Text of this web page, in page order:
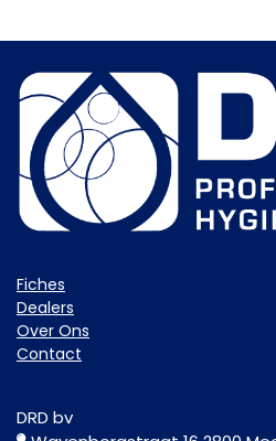
Fiche​s
Dealers
Over Ons
Contact
DRD bv